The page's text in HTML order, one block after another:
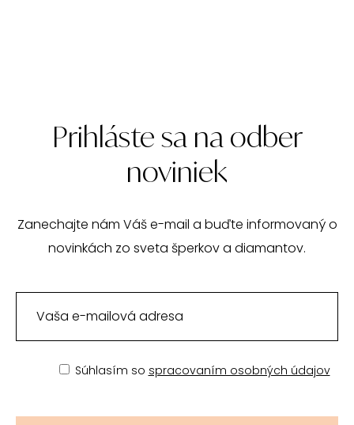
Prihláste sa na odber
noviniek
Zanechajte nám Váš e-mail a buďte informovaný o
novinkách zo sveta šperkov a diamantov.
Súhlasím so spracovaním osobných údajov